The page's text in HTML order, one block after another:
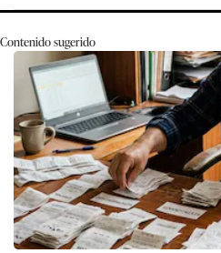
Contenido sugerido